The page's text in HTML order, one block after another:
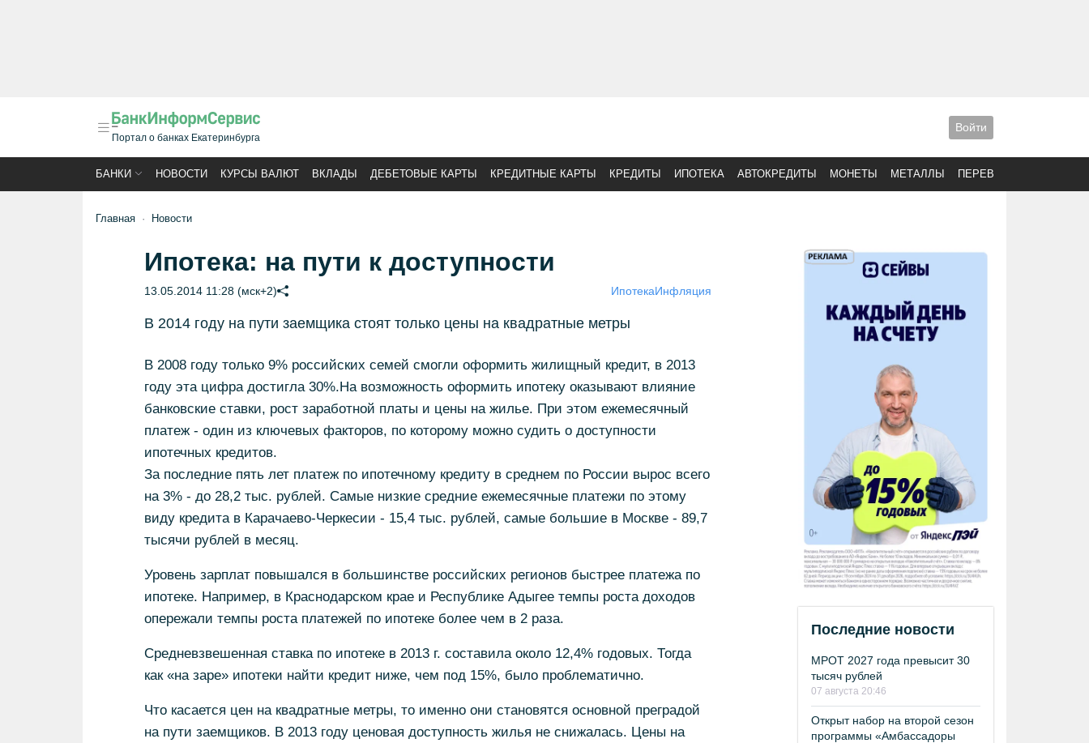
Портал о банках Екатеринбурга
Войти
БАНКИ НОВОСТИ КУРСЫ ВАЛЮТ ВКЛАДЫ ДЕБЕТОВЫЕ КАРТЫ КРЕДИТНЫЕ КАРТЫ КРЕДИТЫ ИПОТЕКА АВТОКРЕДИТЫ МОНЕТЫ МЕТАЛЛЫ ПЕРЕВОДЫ
Главная Новости
Ипотека: на пути к доступности
13.05.2014 11:28 (мск+2) ИпотекаИнфляция
В 2014 году на пути заемщика стоят только цены на квадратные метры
В 2008 году только 9% российских семей смогли оформить жилищный кредит, в 2013
году эта цифра достигла 30%.На возможность оформить ипотеку оказывают влияние
банковские ставки, рост заработной платы и цены на жилье. При этом ежемесячный
платеж - один из ключевых факторов, по которому можно судить о доступности
ипотечных кредитов.
За последние пять лет платеж по ипотечному кредиту в среднем по России вырос всего
на 3% - до 28,2 тыс. рублей. Самые низкие средние ежемесячные платежи по этому
виду кредита в Карачаево-Черкесии - 15,4 тыс. рублей, самые большие в Москве - 89,7
тысячи рублей в месяц.
Уровень зарплат повышался в большинстве российских регионов быстрее платежа по
ипотеке. Например, в Краснодарском крае и Республике Адыгее темпы роста доходов
опережали темпы роста платежей по ипотеке более чем в 2 раза.
Средневзвешенная ставка по ипотеке в 2013 г. составила около 12,4% годовых. Тогда
как «на заре» ипотеки найти кредит ниже, чем под 15%, было проблематично.
Что касается цен на квадратные метры, то именно они становятся основной преградой
на пути заемщиков. В 2013 году ценовая доступность жилья не снижалась. Цены на
Последние новости
МРОТ 2027 года превысит 30
тысяч рублей
07 августа 20:46
Открыт набор на второй сезон
программы «Амбассадоры